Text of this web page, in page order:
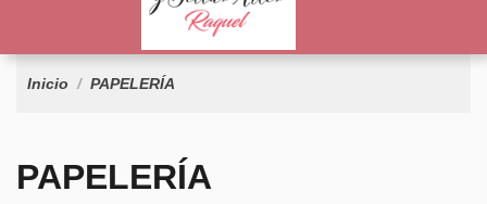
Inicio PAPELERÍA
PAPELERÍA